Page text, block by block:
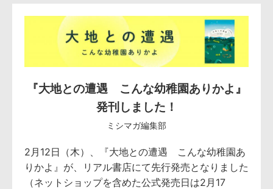
『大地との遭遇 こんな幼稚園ありかよ』
発刊しました！
ミシマガ編集部
2月12日（木）、『大地との遭遇 こんな幼稚園あ
りかよ』が、リアル書店にて先行発売となりました
（ネットショップを含めた公式発売日は2月17